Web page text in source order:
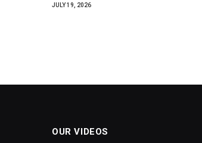
JULY 19, 2026
OUR VIDEOS